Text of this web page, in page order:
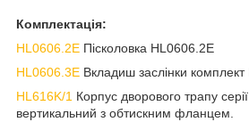
Комплектація:
HL0606.2E Пісколовка HL0606.2E
HL0606.3E Вкладиш заслінки
HL616K/1 Корпус дворового трапу
вертикальний з обтискним фланцем.